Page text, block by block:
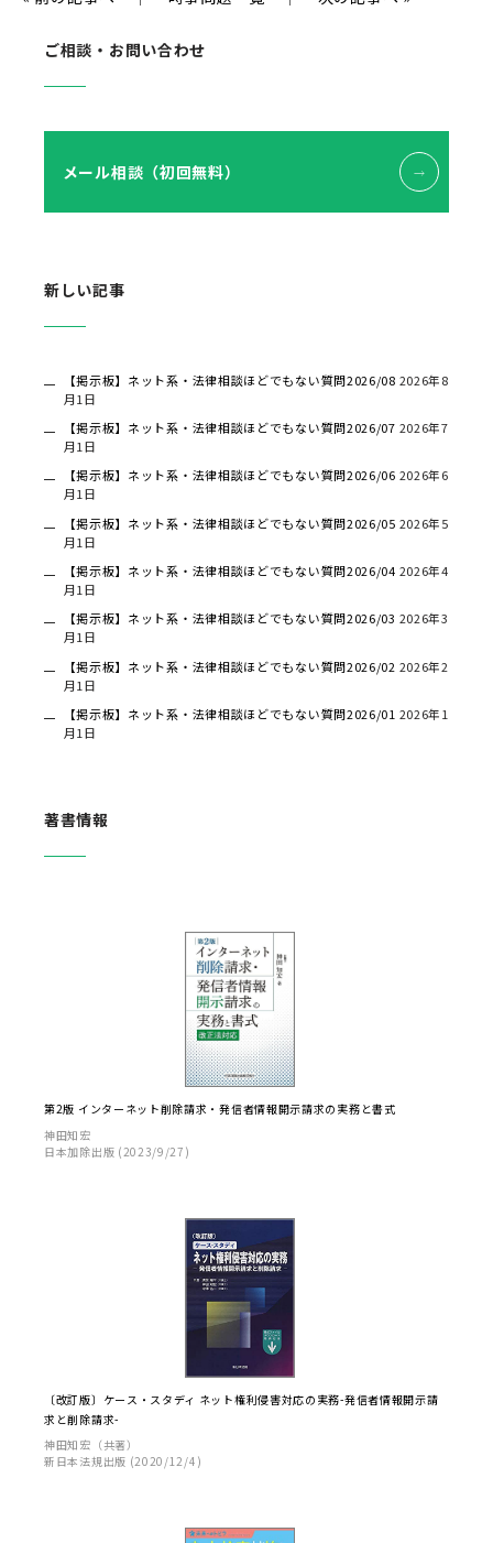
ご相談・お問い合わせ
メール相談（初回無料）
新しい記事
【掲示板】ネット系・法律相談ほどでもない質問2026/08 2026年8
月1日
【掲示板】ネット系・法律相談ほどでもない質問2026/07 2026年7
月1日
【掲示板】ネット系・法律相談ほどでもない質問2026/06 2026年6
月1日
【掲示板】ネット系・法律相談ほどでもない質問2026/05 2026年5
月1日
【掲示板】ネット系・法律相談ほどでもない質問2026/04 2026年4
月1日
【掲示板】ネット系・法律相談ほどでもない質問2026/03 2026年3
月1日
【掲示板】ネット系・法律相談ほどでもない質問2026/02 2026年2
月1日
【掲示板】ネット系・法律相談ほどでもない質問2026/01 2026年1
月1日
著書情報
第2版 インターネット削除請求・発信者情報開示請求の実務と書式
神田知宏
日本加除出版 (2023/9/27)
〔改訂版〕ケース・スタディ ネット権利侵害対応の実務-発信者情報開示請
求と削除請求-
神田知宏（共著）
新日本法規出版 (2020/12/4)